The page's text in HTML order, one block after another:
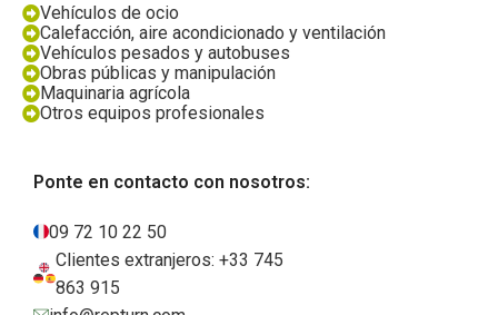
Vehículos de ocio
Calefacción, aire acondicionado y ventilación
Vehículos pesados y autobuses
Obras públicas y manipulación
Maquinaria agrícola
Otros equipos profesionales
Ponte en contacto con nosotros:
09 72 10 22 50
Clientes extranjeros: +33 745
863 915